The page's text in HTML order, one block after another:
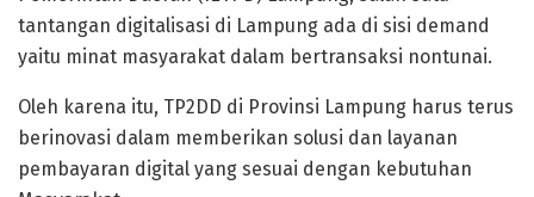
tantangan digitalisasi di Lampung ada di sisi demand
yaitu minat masyarakat dalam bertransaksi nontunai.
Oleh karena itu, TP2DD di Provinsi Lampung harus terus
berinovasi dalam memberikan solusi dan layanan
pembayaran digital yang sesuai dengan kebutuhan